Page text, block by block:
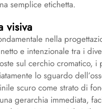
semplice etichetta.
visiva
nella
e intenzionale tra i
sul cerchio cromatico,
lo sguardo
scuro come strato di
gerarchia immediata,